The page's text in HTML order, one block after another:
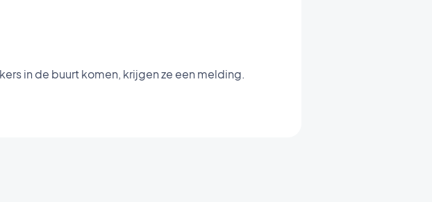
in de buurt komen, krijgen ze een melding.